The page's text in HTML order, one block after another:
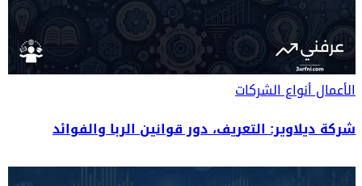
الأعمالأنواع الشركات
شركة ديلاوير: التعريف، دور قوانين الربا والفوائد